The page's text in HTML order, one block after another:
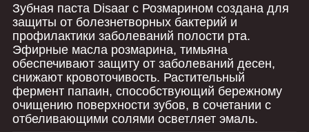
Зубная паста Disaar с Розмарином создана для
защиты от болезнетворных бактерий и
профилактики заболеваний полости рта.
Эфирные масла розмарина, тимьяна
обеспечивают защиту от заболеваний десен,
снижают кровоточивость. Растительный
фермент папаин, способствующий бережному
очищению поверхности зубов, в сочетании с
отбеливающими солями осветляет эмаль.